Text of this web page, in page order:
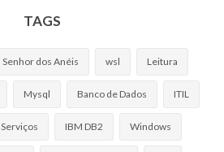
TAGS
Senhor dos Anéis wsl Leitura
Mysql Banco de Dados ITIL
Serviços IBM DB2 Windows